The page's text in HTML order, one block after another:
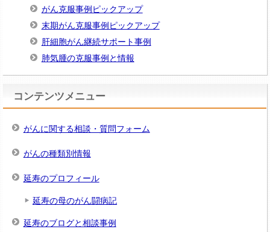
がん克服事例ピックアップ
末期がん克服事例ピックアップ
肝細胞がん継続サポート事例
肺気腫の克服事例と情報
コンテンツメニュー
がんに関する相談・質問フォーム
がんの種類別情報
延寿のプロフィール
延寿の母のがん闘病記
延寿のブログと相談事例